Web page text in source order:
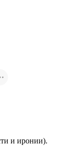
и иронии).